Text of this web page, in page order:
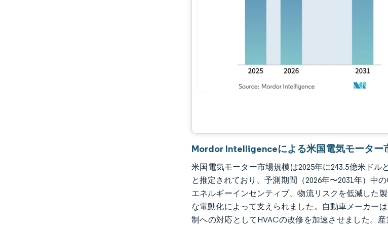
画像 © Mordor Intelligence
Mordor Intelligenceによる米国電気モーター
米国電気モーター市場規模は2025年に243.5億米ドル
と推定されており、予測期間（2026年〜2031年）中
エネルギーインセンティブ、物流リスクを低減した
な電動化によって支えられました。自動車メーカー
制への対応としてHVACの改修を加速させました。